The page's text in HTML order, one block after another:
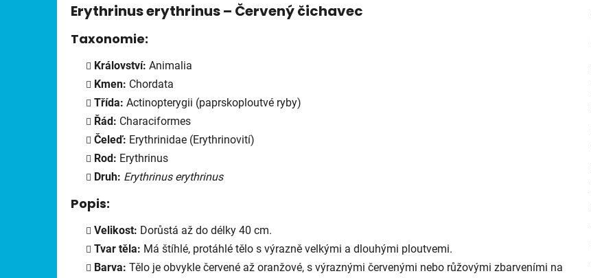
z
hvězdiček.
Erythrinus erythrinus– Červený čichavec
Taxonomie:
Království: Animalia
Kmen: Chordata
Třída: Actinopterygii (paprskoploutvé ryby)
Řád: Characiformes
Čeleď: Erythrinidae (Erythrinovití)
Rod: Erythrinus
Druh: Erythrinus erythrinus
Popis:
Velikost: Dorůstá až do délky 40 cm.
Tvar těla: Má štíhlé, protáhlé tělo s výrazně velkými a dlouhými ploutvemi.
Barva: Tělo je obvykle červené až oranžové, s výraznými červenými nebo růžovými zbarveními na